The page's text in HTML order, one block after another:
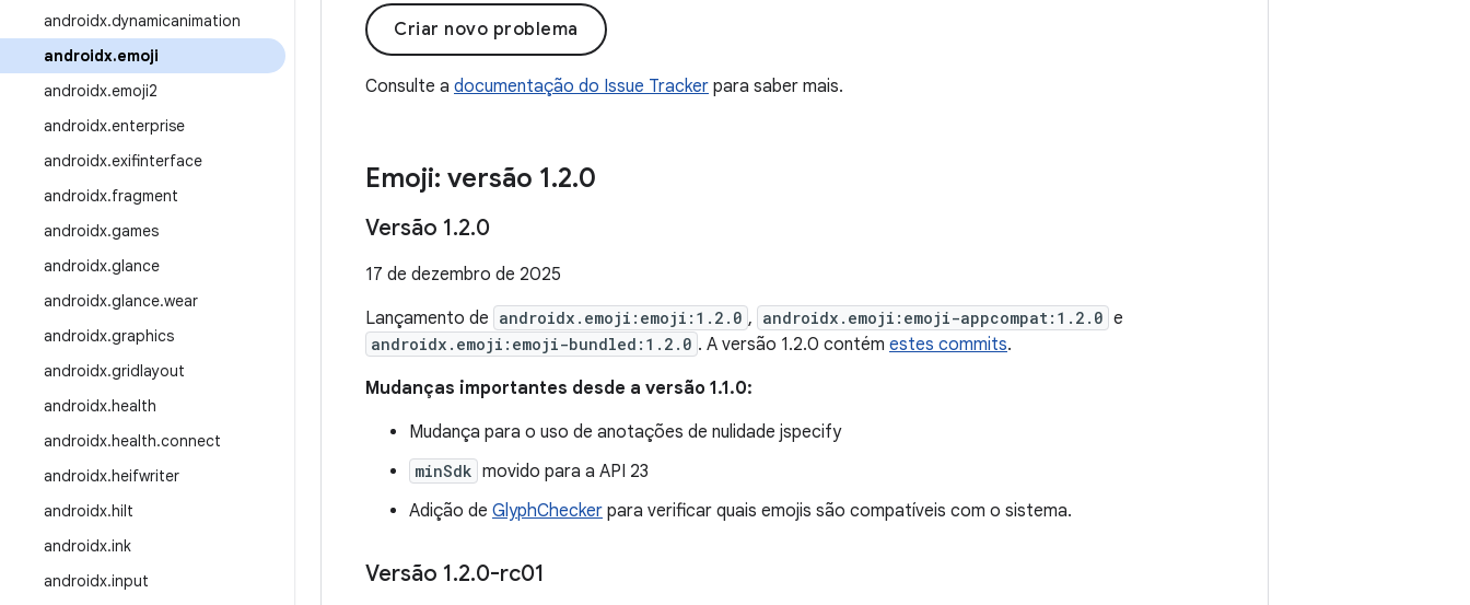
androidx.dynamicanimation
androidx.emoji
androidx.emoji2
androidx.enterprise
androidx.exifinterface
androidx.fragment
androidx.games
androidx.glance
androidx.glance.wear
androidx.graphics
androidx.gridlayout
androidx.health
androidx.health.connect
androidx.heifwriter
androidx.hilt
androidx.ink
androidx.input
Criar novo problema
Consulte a documentação do Issue Tracker para saber mais.
Emoji: versão 1.2.0
Versão 1.2.0
17 de dezembro de 2025
Lançamento de androidx.emoji:emoji:1.2.0 , androidx.emoji:emoji-appcompat:1.2.0 e
androidx.emoji:emoji-bundled:1.2.0 . A versão 1.2.0 contém estes commits.
Mudanças importantes desde a versão 1.1.0:
Mudança para o uso de anotações de nulidade jspecify
minSdk movido para a API 23
Adição de GlyphChecker para verificar quais emojis são compatíveis com o sistema.
Versão 1.2.0-rc01